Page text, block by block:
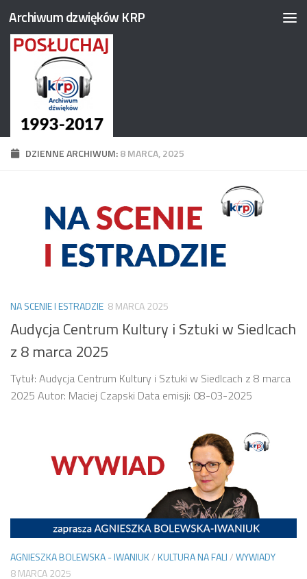
Przejdź do treści
Archiwum dzwięków KRP
DZIENNE ARCHIWUM:8 MARCA, 2025
NA SCENIE I ESTRADZIE 8 MARCA 2025
Audycja Centrum Kultury i Sztuki w Siedlcach
z 8 marca 2025
Tytuł: Audycja Centrum Kultury i Sztuki w Siedlcach z 8 marca
2025 Autor: Maciej Czapski Data emisji: 08-03-2025
AGNIESZKA BOLEWSKA - IWANIUK/KULTURA NA FALI/WYWIADY
8 MARCA 2025